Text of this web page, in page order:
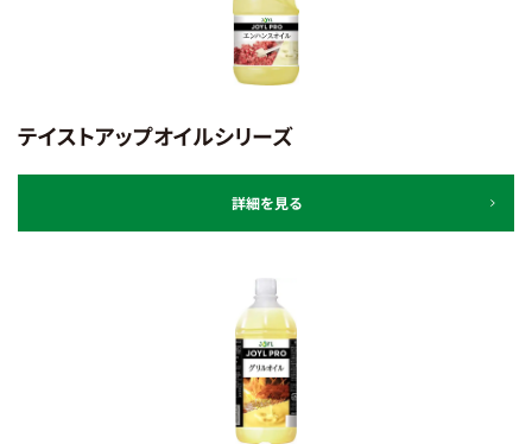
テイストアップオイルシリーズ
詳細を見る